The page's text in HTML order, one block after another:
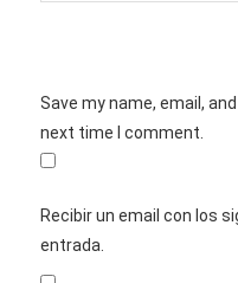
Save my name, email,
next time I comment.
Recibir un email con los
entrada.